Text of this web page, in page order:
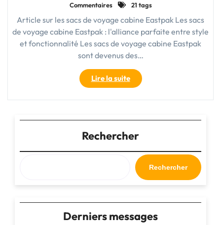
Commentaires
21 tags
Article sur les sacs de voyage cabine Eastpak Les sacs
de voyage cabine Eastpak : l'alliance parfaite entre style
et fonctionnalité Les sacs de voyage cabine Eastpak
sont devenus des…
Lire la suite"Le
sac
de
cabine
Eastpak
:
le
compagnon
idéal
Rechercher
Rechercher
Derniers messages